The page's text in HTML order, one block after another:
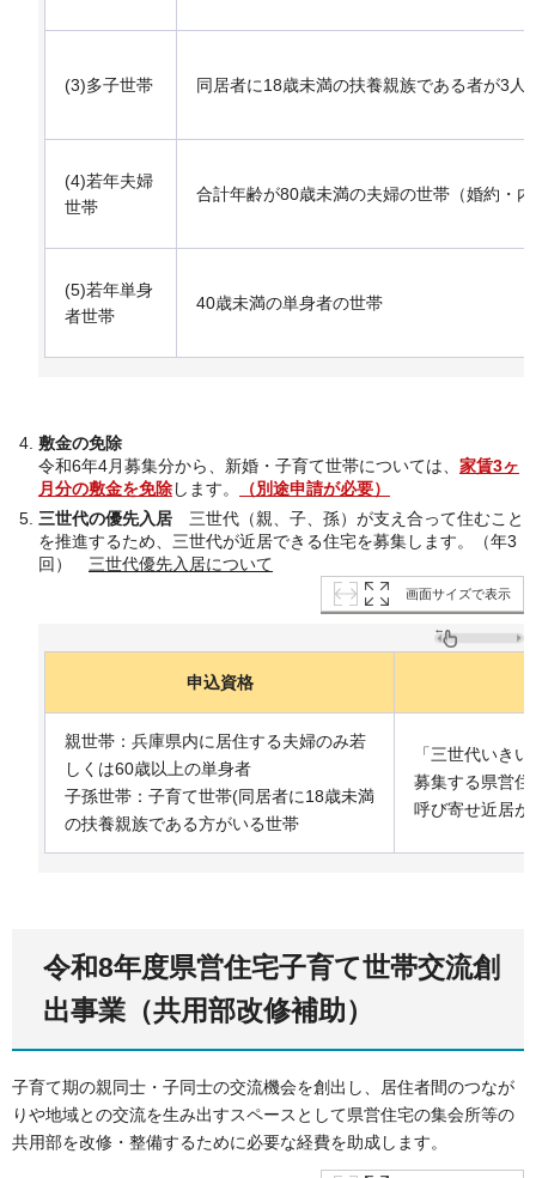
(3)多子世帯 同居者に18歳未満の扶養親族である者が3人
(4)若年夫婦
世帯
合計年齢が80歳未満の夫婦の世帯（婚約・
(5)若年単身
者世帯
40歳未満の単身者の世帯
敷金の免除
令和6年4月募集分から、新婚・子育て世帯については、 家賃3ヶ
月分の敷金を免除します。
（別途申請が必要）
三世代の優先入居 三世代（親、子、孫）が支え合って住むこと
を推進するため、三世代が近居できる住宅を募集します。（年3
回） 三世代優先入居について
画面サイズで表示
申込資格
親世帯：兵庫県内に居住する夫婦のみ若
しくは60歳以上の単身者
子孫世帯：子育て世帯(同居者に18歳未満
の扶養親族である方がいる世帯
「三世代いき
募集する県営
呼び寄せ近居
令和8年度県営住宅子育て世帯交流創
出事業（共用部改修補助）
子育て期の親同士・子同士の交流機会を創出し、居住者間のつなが
りや地域との交流を生み出すスペースとして県営住宅の集会所等の
共用部を改修・整備するために必要な経費を助成します。